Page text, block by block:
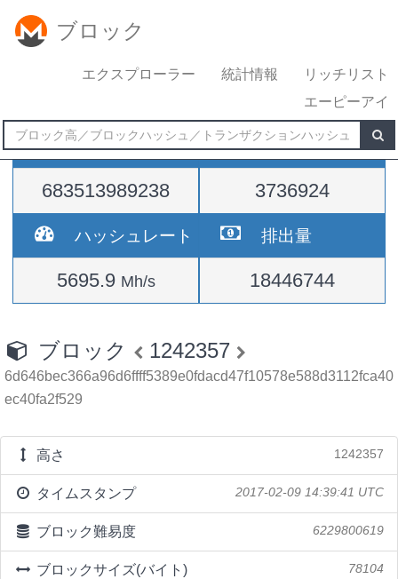
ブロック
エクスプローラー 統計情報
リッチリスト
エーピーアイ
難易度
683513989238
高さ
3736924
ハッシュレート
5695.9 Mh/s
排出量
18446744
ブロック 1242357
6d646bec366a96d6ffff5389e0fdacd47f10578e588d3112fca40
ec40fa2f529
高さ 1242357
タイムスタンプ 2017-02-09 14:39:41 UTC
ブロック難易度 6229800619
ブロックサイズ(バイト) 78104